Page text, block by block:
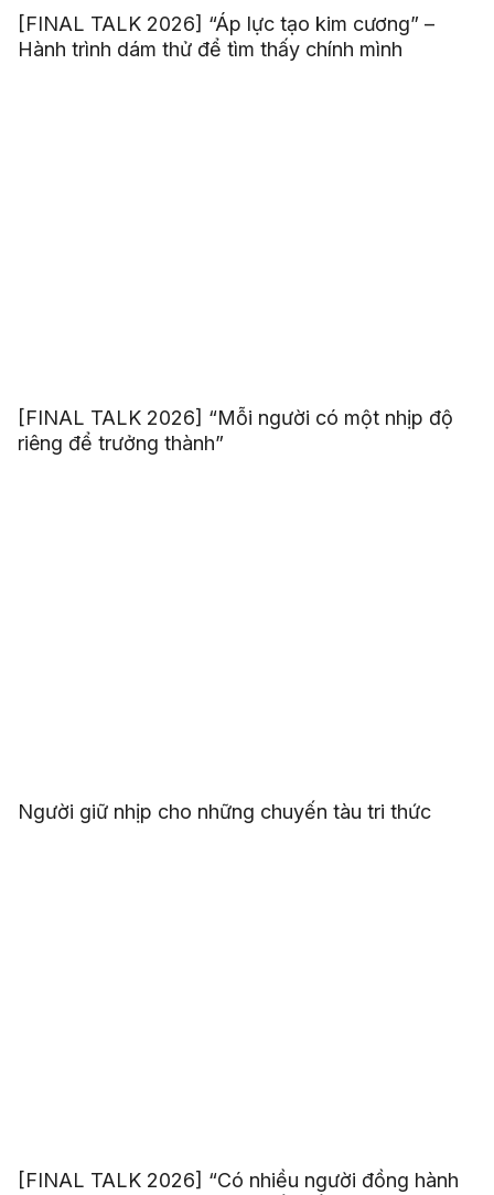
[FINAL TALK 2026] “Áp lực tạo kim cương” –
Hành trình dám thử để tìm thấy chính mình
[FINAL TALK 2026] “Mỗi người có một nhịp độ
riêng để trưởng thành”
Người giữ nhịp cho những chuyến tàu tri thức
[FINAL TALK 2026] “Có nhiều người đồng hành